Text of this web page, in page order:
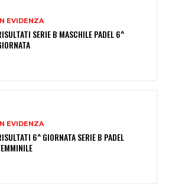
EVIDENZA
SERIE B MASCHILE PADEL 6^
EVIDENZA
6^ GIORNATA SERIE B PADEL